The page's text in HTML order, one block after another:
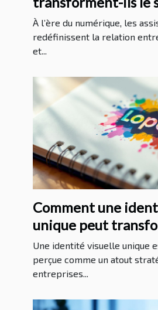
client ?
À l’ère du numérique, les
redéfinissent la relation
et...
Comment une
unique peut
entreprise ?
Une identité visuelle unique
perçue comme un atout
entreprises...